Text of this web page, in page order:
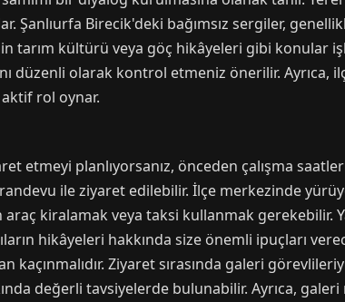
Şanlıurfa Birecik'deki bağımsız sergiler,
tarım kültürü veya göç hikâyeleri gibi konular
düzenli olarak kontrol etmeniz önerilir. Ayrıca,
rol oynar.
etmeyi planlıyorsanız, önceden çalışma
ile ziyaret edilebilir. İlçe merkezinde
kiralamak veya taksi kullanmak gerekebilir.
hikâyeleri hakkında size önemli ipuçları
Ziyaret sırasında galeri
değerli tavsiyelerde bulunabilir. Ayrıca, galeri